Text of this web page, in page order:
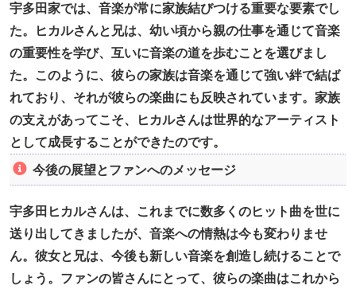
宇多田家では、音楽が常に家族結びつける重要な要素でし
た。ヒカルさんと兄は、幼い頃から親の仕事を通じて音楽
の重要性を学び、互いに音楽の道を歩むことを選びまし
た。このように、彼らの家族は音楽を通じて強い絆で結ば
れており、それが彼らの楽曲にも反映されています。家族
の支えがあってこそ、ヒカルさんは世界的なアーティスト
として成長することができたのです。
今後の展望とファンへのメッセージ
宇多田ヒカルさんは、これまでに数多くのヒット曲を世に
送り出してきましたが、音楽への情熱は今も変わりませ
ん。彼女と兄は、今後も新しい音楽を創造し続けることで
しょう。ファンの皆さんにとって、彼らの楽曲はこれから